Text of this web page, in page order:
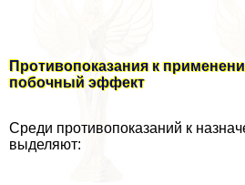
Противопоказания к
побочный эффект
Среди противопоказаний к
выделяют: